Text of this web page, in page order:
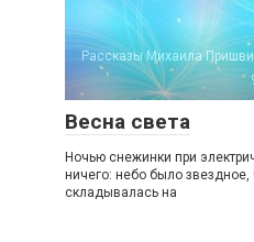
Рассказы Михаила
Весна света
Ночью снежинки при
ничего: небо было звездное,
складывалась на